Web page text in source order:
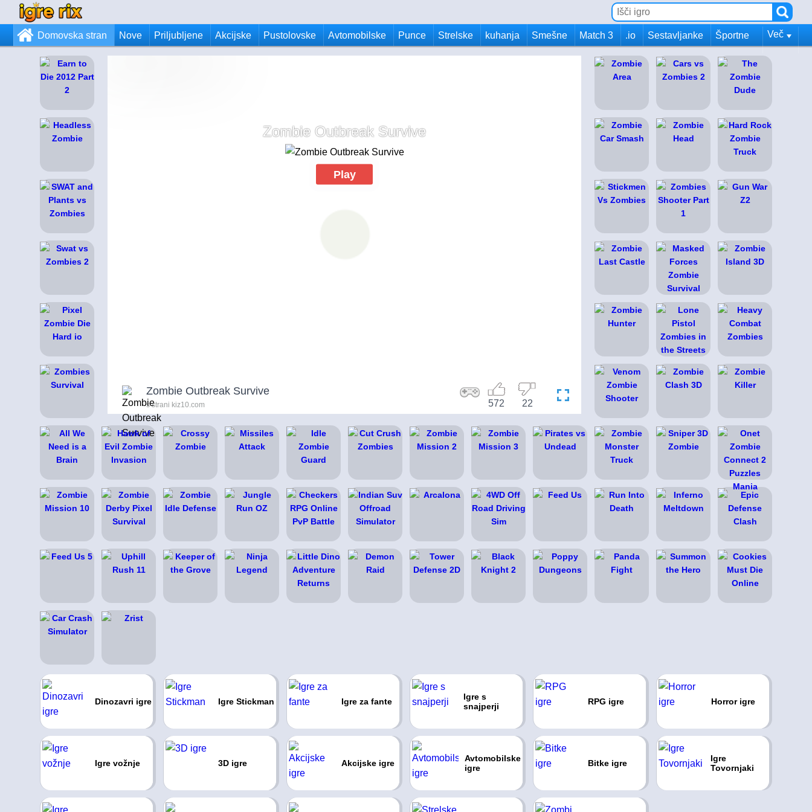
Domovska stran Nove Priljubljene Akcijske Pustolovske Avtomobilske Punce Strelske kuhanja Smešne Match 3 .io Sestavljanke Športne Več
Zombie Outbreak Survive
Play
Zombie Outbreak Survive
s strani kiz10.com 22
572
Dinozavri igre Igre Stickman Igre za fante
Igre s
snajperji
RPG igre Horror igre
Igre vožnje 3D igre Akcijske igre
Avtomobilske
igre
Bitke igre
Igre
Tovornjaki